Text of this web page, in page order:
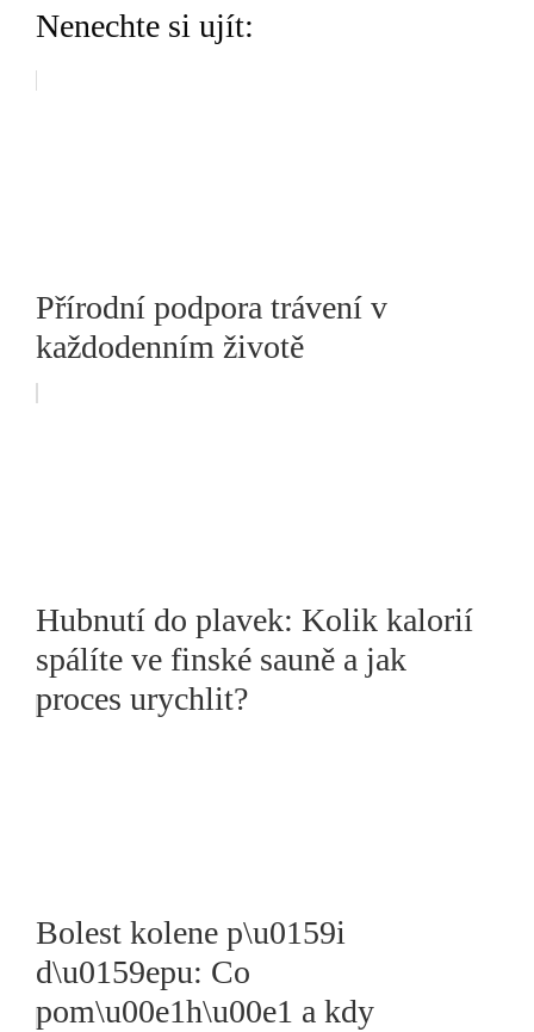
Nenechte si ujít:
Přírodní podpora trávení v
každodenním životě
Hubnutí do plavek: Kolik kalorií
spálíte ve finské sauně a jak
proces urychlit?
Bolest kolene p\u0159i
d\u0159epu: Co
pom\u00e1h\u00e1 a kdy